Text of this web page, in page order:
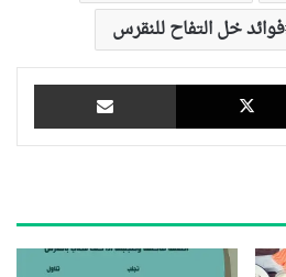
فوائد خل التفاح للنقرس
‫X